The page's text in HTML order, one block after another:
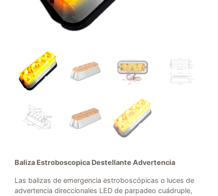
Baliza Estroboscopica Destellante Advertencia
Las balizas de emergencia estroboscópicas o luces de
advertencia direccionales LED de parpadeo cuádruple,